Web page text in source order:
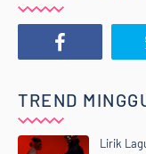
TREND
Lirik